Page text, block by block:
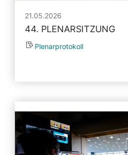
21.05.2026
44. PLENARSITZUNG
Plenarprotokoll